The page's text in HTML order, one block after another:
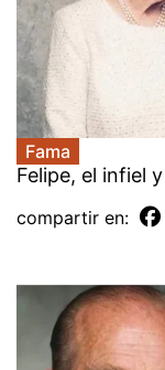
Fama
Felipe, el infiel
compartir en: